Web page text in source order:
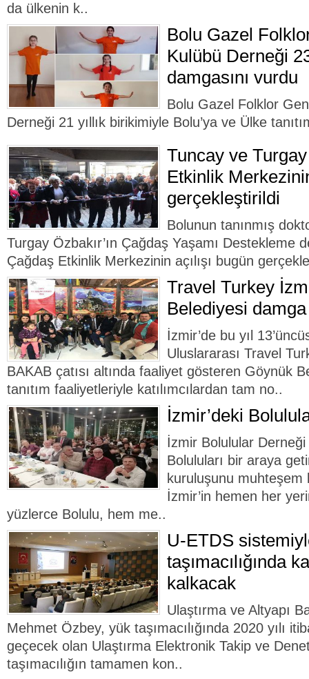
da ülkenin k..
Bolu Gazel
Kulübü Derneği
damgasını vurdu
Bolu Gazel Folklor
Derneği 21 yıllık birikimiyle Bolu’ya ve Ülke
Tuncay ve
Etkinlik
gerçekleştirildi
Bolunun tanınmış
Turgay Özbakır’ın Çağdaş Yaşamı Destekleme
Çağdaş Etkinlik Merkezinin açılışı bugün
Travel Turkey
Belediyesi
İzmir’de bu yıl
Uluslararası Travel
BAKAB çatısı altında faaliyet gösteren Göynük
tanıtım faaliyetleriyle katılımcılardan tam no..
İzmir’deki
İzmir Bolulular
Boluluları bir araya
kuruluşunu muhteşem
İzmir’in hemen her
yüzlerce Bolulu, hem me..
U-ETDS
taşımacılığında
kalkacak
Ulaştırma ve Altyapı
Mehmet Özbey, yük taşımacılığında 2020 yılı
geçecek olan Ulaştırma Elektronik Takip ve
taşımacılığın tamamen kon..